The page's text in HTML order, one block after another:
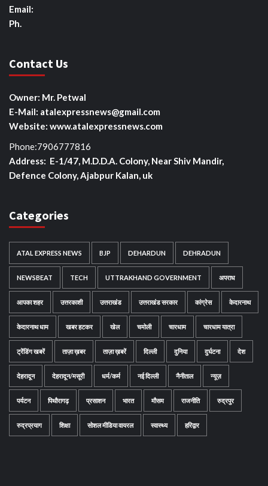
Email:
Ph.
Contact Us
Owner: Mr. Petwal
E-Mail: atalexpressnews@gmail.com
Website: www.atalexpressnews.com
Phone:7906777816
Address: E-1/47, M.D.D.A. Colony, Near Shiv Mandir,
Defence Colony, Ajabpur Kalan, uk
Categories
ATAL EXPRESS NEWS BJP DEHARDUN DEHRADUN
NEWSBEAT TECH UTTRAKHAND GOVERNMENT अपराध
आपका शहर उत्तरकाशी उत्तराखंड उत्तराखंड सरकार कांग्रेस केदारनाथ
केदारनाथ धाम खबर हटकर खेल चमोली चारधाम चारधाम यात्रा
ट्रेंडिंग खबरें ताज़ा ख़बर ताज़ा ख़बरें दिल्ली दुनिया दुर्घटना देश
देहरादून देहरादून/मसूरी धर्म/कर्म नई दिल्ली नैनीताल न्यूज़
पर्यटन पिथौरागढ़ प्रसाशन भारत मौसम राजनीति रुद्रपुर
रुद्रप्रयाग शिक्षा सोशल मीडिया वायरल स्वास्थ्य हरिद्वार